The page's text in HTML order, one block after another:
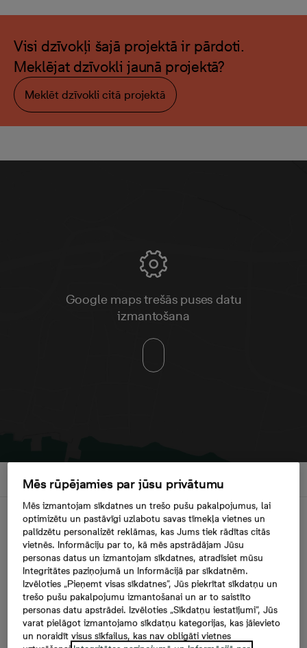
Visi dzīvokļi šajā projektā ir pārdoti.
Meklējat dzīvokli jaunā projektā?
Meklēt dzīvokli citā projektā
Google maps trešās puses datu
izmantošana
Apraksts
Ilgtspējīga dzīvesvieta ar vēstures
šarmu
Teikas apkaimes trumpis ir tās daudzveidība,
mūsdienīgajam apvienojoties ar vēsturisko, savukārt
Mēs rūpējamies par jūsu privātumu
Mēs izmantojam sīkdatnes un trešo pušu pakalpojumus, lai
optimizētu un pastāvīgi uzlabotu savas tīmekļa vietnes un
palīdzētu personalizēt reklāmas, kas Jums tiek rādītas citās
vietnēs. Informāciju par to, kā mēs apstrādājam Jūsu
personas datus un izmantojam sīkdatnes, atradīsiet mūsu
Integritātes paziņojumā un Informācijā par sīkdatnēm.
Izvēloties „Pieņemt visas sīkdatnes”, Jūs piekrītat sīkdatņu un
trešo pušu pakalpojumu izmantošanai un ar to saistīto
personas datu apstrādei. Izvēloties „Sīkdatņu iestatījumi”, Jūs
varat pielāgot izmantojamo sīkdatņu kategorijas, kas jāievieto
un noraidīt visus sīkfailus, kas nav obligāti vietnes